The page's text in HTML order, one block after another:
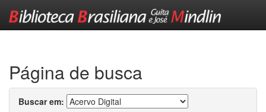
Página de busca
Buscar em: